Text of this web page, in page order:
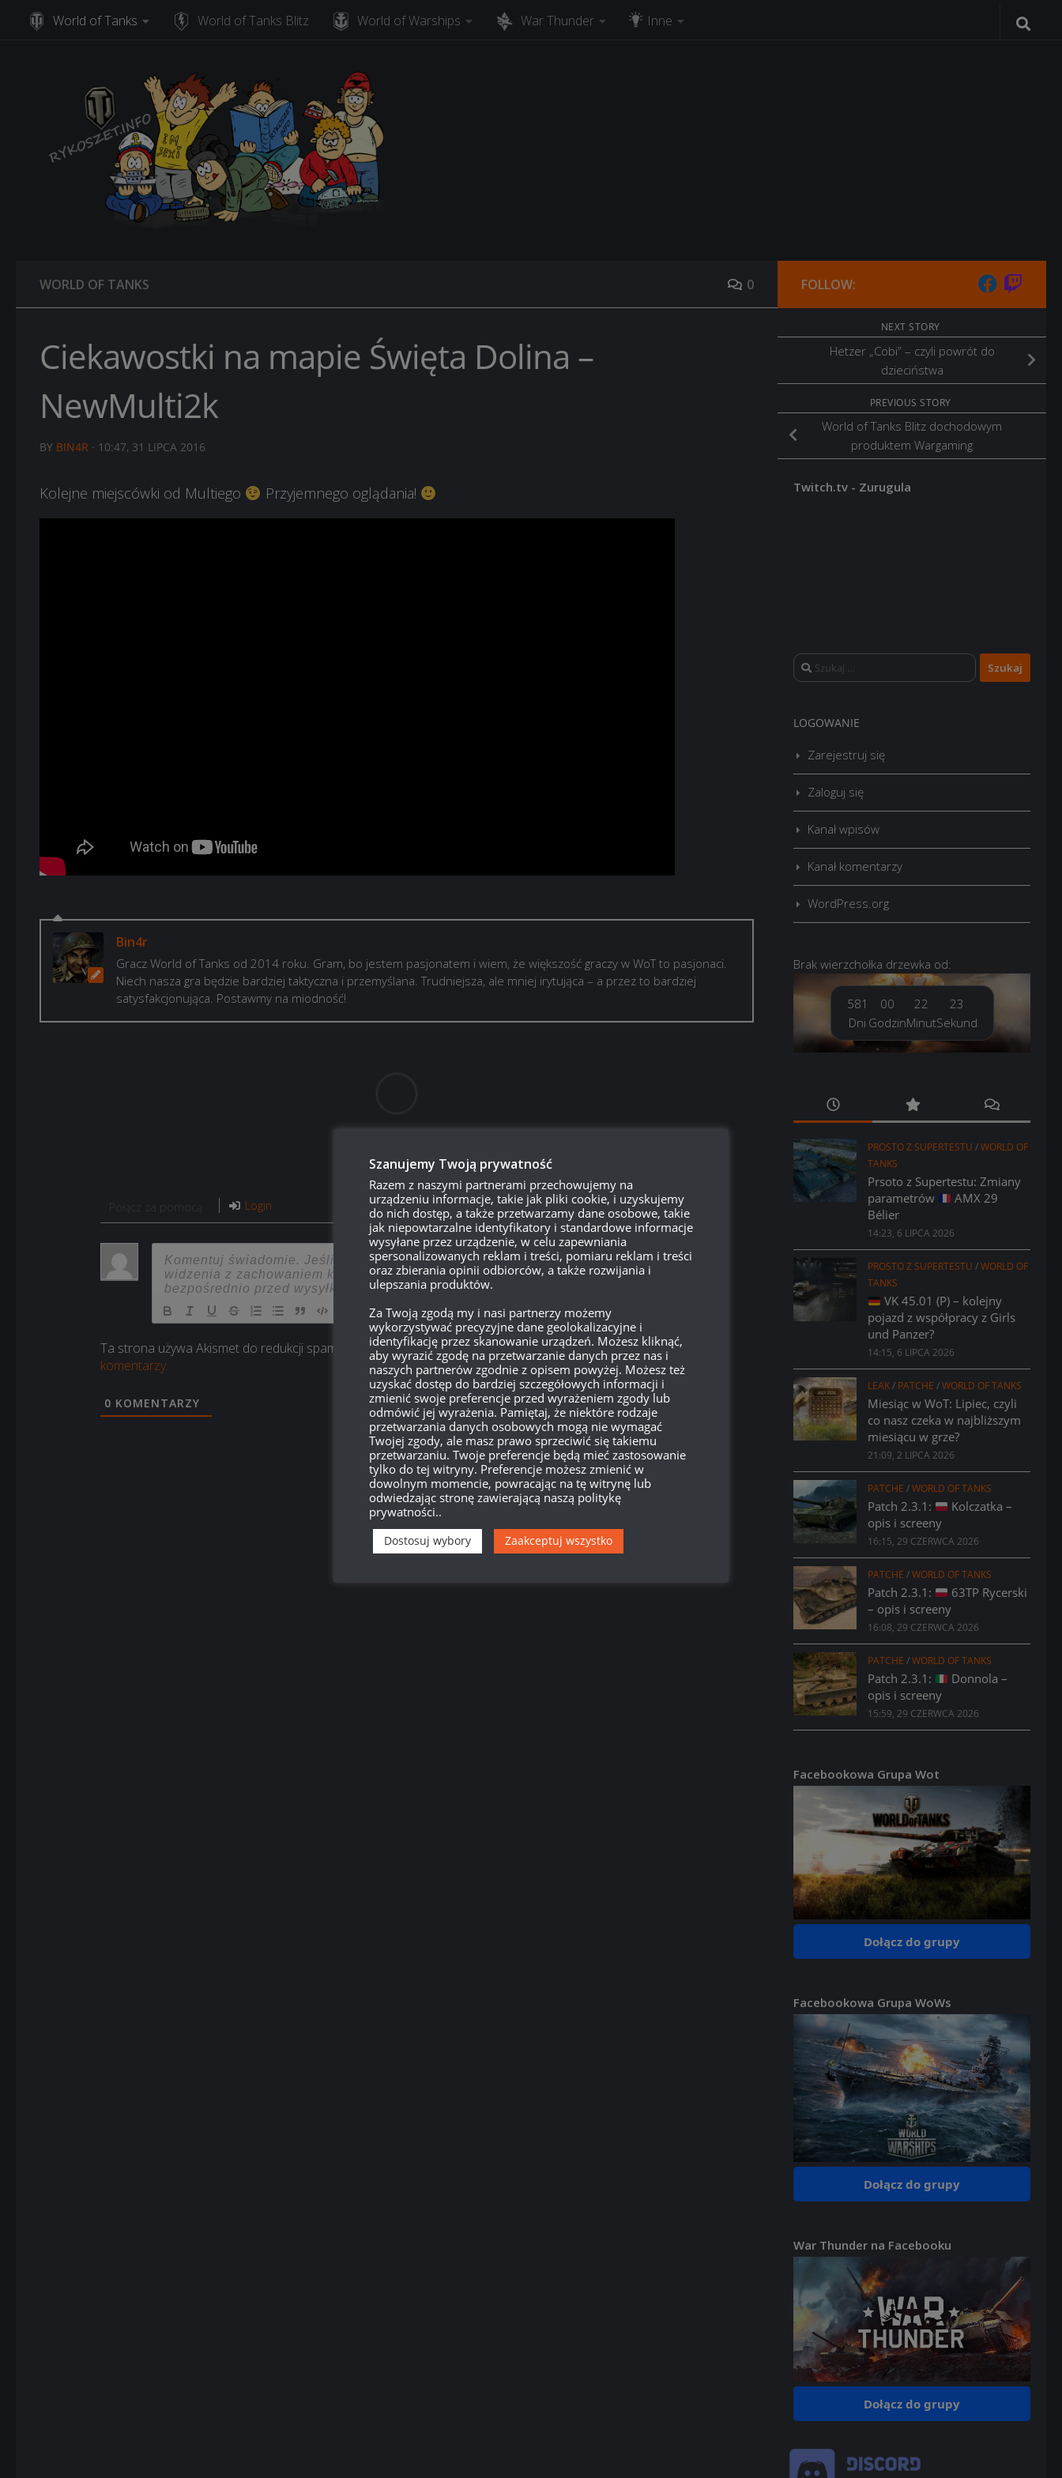
Skip to content
World of Tanks World of Tanks Blitz World of Warships War Thunder Inne
WORLD OF TANKS 0
Ciekawostki na mapie Święta Dolina –
NewMulti2k
BY BIN4R · 10:47, 31 LIPCA 2016
Kolejne miejscówki od Multiego Przyjemnego oglądania!
Bin4r
Gracz World of Tanks od 2014 roku. Gram, bo jestem pasjonatem i wiem, że większość graczy w WoT to pasjonaci.
Niech nasza gra będzie bardziej taktyczna i przemyślana. Trudniejsza, ale mniej irytująca – a przez to bardziej
satysfakcjonująca. Postawmy na miodność!
Login
750
{} [+]
Ta strona używa Akismet do redukcji spamu.
Dowiedz się, w jaki sposób przetwarzane są dane Twoich
komentarzy.
0 KOMENTARZY
FOLLOW:
NEXT STORY
Hetzer „Cobi” – czyli powrót do
dzieciństwa
PREVIOUS STORY
World of Tanks Blitz dochodowym
produktem Wargaming
Twitch.tv - Zurugula
Szukaj:
LOGOWANIE
Zarejestruj się
Zaloguj się
Kanał wpisów
Kanał komentarzy
WordPress.org
Brak wierzchołka drzewka od:
581
Dni
00
Godzin
22
Minut
24
Sekund
PROSTO Z SUPERTESTU /WORLD OF
TANKS
Prsoto z Supertestu: Zmiany
parametrów
AMX 29
Bélier
14:23, 6 LIPCA 2026
PROSTO Z SUPERTESTU /WORLD OF
TANKS
VK 45.01 (P) – kolejny
pojazd z współpracy z Girls
und Panzer?
14:15, 6 LIPCA 2026
LEAK/ PATCHE /WORLD OF TANKS
Miesiąc w WoT: Lipiec, czyli
co nasz czeka w najbliższym
miesiącu w grze?
21:09, 2 LIPCA 2026
PATCHE /WORLD OF TANKS
Patch 2.3.1:
Kolczatka –
opis i screeny
16:15, 29 CZERWCA 2026
PATCHE /WORLD OF TANKS
Patch 2.3.1:
63TP Rycerski
– opis i screeny
16:08, 29 CZERWCA 2026
PATCHE /WORLD OF TANKS
Patch 2.3.1:
Donnola –
opis i screeny
15:59, 29 CZERWCA 2026
Facebookowa Grupa Wot
Dołącz do grupy
Facebookowa Grupa WoWs
Dołącz do grupy
War Thunder na Facebooku
Dołącz do grupy
Szanujemy Twoją prywatność
Razem z naszymi partnerami przechowujemy na
urządzeniu informacje, takie jak pliki cookie, i uzyskujemy
do nich dostęp, a także przetwarzamy dane osobowe, takie
jak niepowtarzalne identyfikatory i standardowe informacje
wysyłane przez urządzenie, w celu zapewniania
spersonalizowanych reklam i treści, pomiaru reklam i treści
oraz zbierania opinii odbiorców, a także rozwijania i
ulepszania produktów.
Za Twoją zgodą my i nasi partnerzy możemy
wykorzystywać precyzyjne dane geolokalizacyjne i
identyfikację przez skanowanie urządzeń. Możesz kliknąć,
aby wyrazić zgodę na przetwarzanie danych przez nas i
naszych partnerów zgodnie z opisem powyżej. Możesz też
uzyskać dostęp do bardziej szczegółowych informacji i
zmienić swoje preferencje przed wyrażeniem zgody lub
odmówić jej wyrażenia. Pamiętaj, że niektóre rodzaje
przetwarzania danych osobowych mogą nie wymagać
Twojej zgody, ale masz prawo sprzeciwić się takiemu
przetwarzaniu. Twoje preferencje będą mieć zastosowanie
tylko do tej witryny. Preferencje możesz zmienić w
dowolnym momencie, powracając na tę witrynę lub
odwiedzając stronę zawierającą naszą politykę
prywatności..
Dostosuj wybory Zaakceptuj wszystko